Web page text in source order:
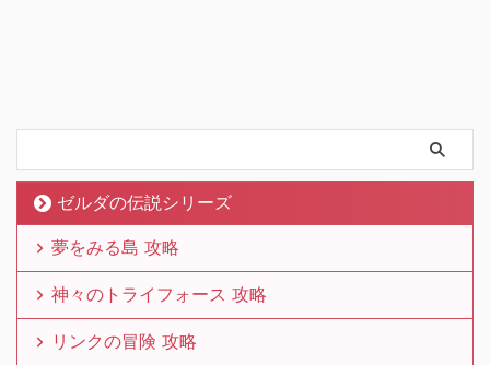
ゼルダの伝説シリーズ
夢をみる島 攻略
神々のトライフォース 攻略
リンクの冒険 攻略